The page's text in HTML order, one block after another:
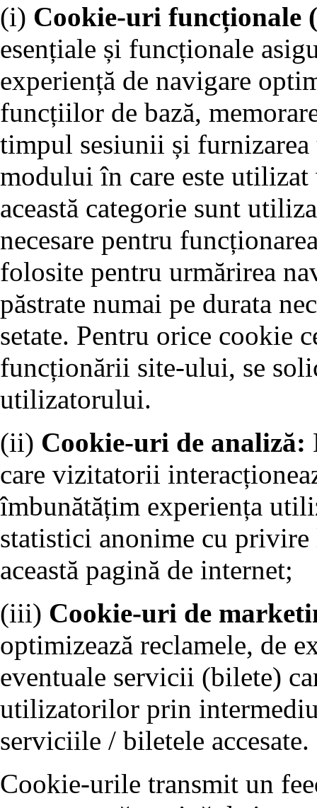
(i) Cookie-uri funcționale
esențiale și funcționale
experiență de navigare
funcțiilor de bază,
timpul sesiunii și furnizarea
modului în care este
această categorie sunt
necesare pentru
folosite pentru urmărirea
păstrate numai pe durata
setate. Pentru orice cookie
funcționării site-ului, se
utilizatorului.
(ii) Cookie-uri de analiză:
care vizitatorii
îmbunătățim experiența
statistici anonime cu
această pagină de internet;
(iii) Cookie-uri de
optimizează reclamele, de
eventuale servicii (bilete)
utilizatorilor prin
serviciile / biletele accesate.
Cookie-urile transmit un